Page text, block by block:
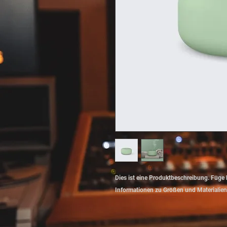
Dies ist eine Produktbeschreibung.
Informationen zu Größen und